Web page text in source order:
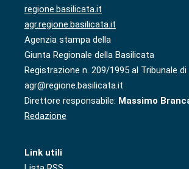
regione.basilicata.it
agr.regione.basilicata.it
Agenzia stampa della
Giunta Regionale della Basilicata
Registrazione n. 209/1995 al Tribunale
agr@regione.basilicata.it
Direttore responsabile: Massimo
Redazione
Link utili